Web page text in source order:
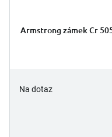
Armstrong zámek Cr
Na dotaz